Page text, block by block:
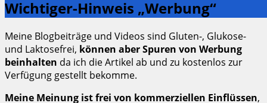
Wichtiger-Hinweis „Werbung“
Meine Blogbeiträge und Videos sind Gluten-, Glukose-
und Laktosefrei, können aber Spuren von Werbung
beinhalten da ich die Artikel ab und zu kostenlos zur
Verfügung gestellt bekomme.
Meine Meinung ist frei von kommerziellen Einflüssen,